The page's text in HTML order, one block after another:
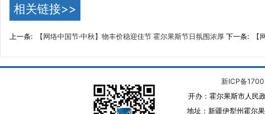
相关链接>>
上一条: 【网络中国节·中秋】物丰价稳迎佳节 霍尔果斯节日氛围浓厚 下一条:
新ICP备
开办：霍尔果斯市人民
地址：新疆伊犁州霍